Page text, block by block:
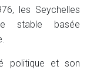
les Seychelles
stable basée
politique et son